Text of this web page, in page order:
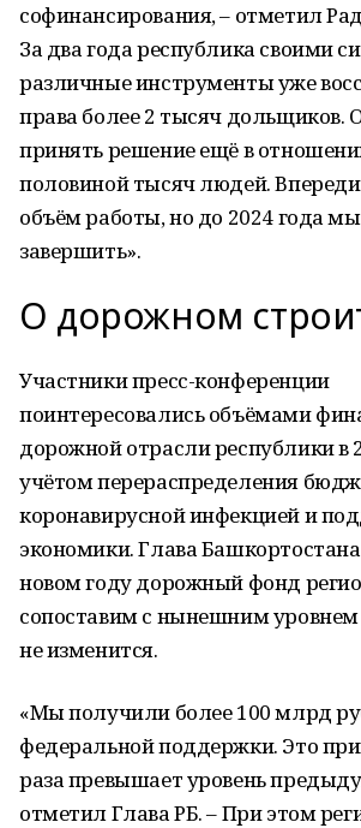
софинансирования, – отметил
За два года республика своими
различные инструменты уже
права более 2 тысяч дольщиков.
принять решение ещё в
половиной тысяч людей.
объём работы, но до 2024 года
завершить».
О дорожном
Участники пресс-конференции
поинтересовались объёмами
дорожной отрасли республики в
учётом перераспределения
коронавирусной инфекцией и
экономики. Глава
новом году дорожный фонд
сопоставим с нынешним уровнем
не изменится.
«Мы получили более 100 млрд
федеральной поддержки. Это
раза превышает уровень
отметил Глава РБ. – При этом